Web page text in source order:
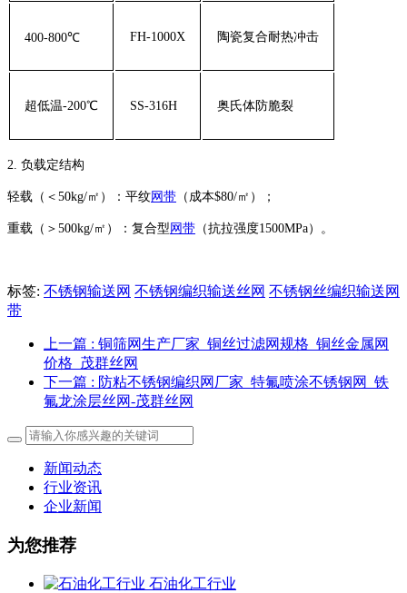
400-800℃ FH-1000X 陶瓷复合耐热冲击
超低温-200℃ SS-316H 奥氏体防脆裂
2. ‌负载定结构‌
‌轻载（＜50kg/㎡）‌：平纹网带 （成本$80/㎡）；
‌重载（＞500kg/㎡）‌：复合型 网带 （抗拉强度1500MPa）。
标签: 不锈钢输送网 不锈钢编织输送丝网 不锈钢丝编织输送网
带
上一篇 : 铜筛网生产厂家_铜丝过滤网规格_铜丝金属网
价格_茂群丝网
下一篇 : 防粘不锈钢编织网厂家_特氟喷涂不锈钢网_铁
氟龙涂层丝网-茂群丝网
新闻动态
行业资讯
企业新闻
为您推荐
石油化工行业